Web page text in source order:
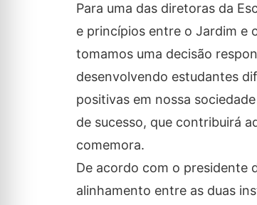
Para uma das diretoras da
e princípios entre o Jardim e
tomamos uma decisão
desenvolvendo estudantes
positivas em nossa
de sucesso, que contribuirá
comemora.
De acordo com o presidente
alinhamento entre as duas